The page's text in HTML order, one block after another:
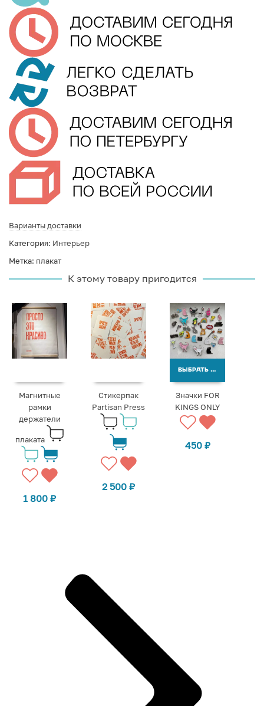
Варианты доставки
Категория: Интерьер
Метка: плакат
К этому товару пригодится
Магнитные
рамки
держатели
плаката
1 800₽
Стикерпак
Partisan Press
2 500₽
ВЫБРАТЬ ВАРИАНТЫ
Значки FOR
KINGS ONLY
450 ₽